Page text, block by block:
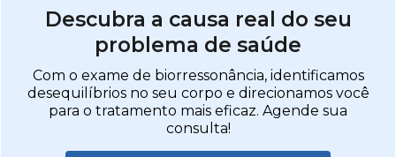
Descubra a causa real do seu
problema de saúde
Com o exame de biorressonância, identificamos
desequilíbrios no seu corpo e direcionamos você
para o tratamento mais eficaz. Agende sua
consulta!